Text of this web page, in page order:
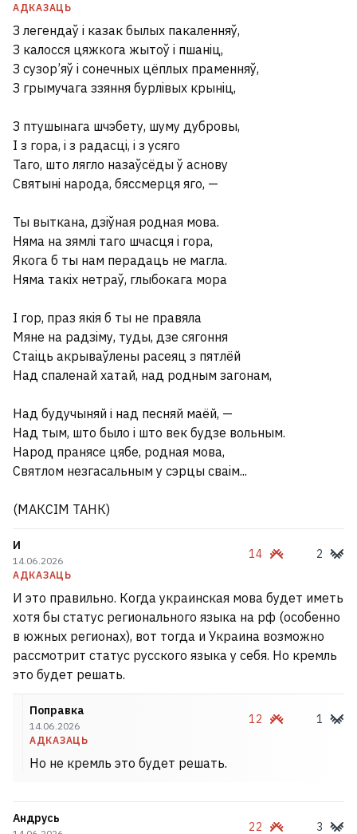
АДКАЗАЦЬ
З легендаў i казак былых пакаленняў,
З калосся цяжкога жытоў i пшанiц,
З сузор’яў i сонечных цёплых праменняў,
З грымучага ззяння бурлiвых крынiц,
З птушынага шчэбету, шуму дубровы,
I з гора, i з радасцi, i з усяго
Таго, што лягло назаўсёды ў аснову
Святынi народа, бяссмерця яго, —
Ты выткана, дзiўная родная мова.
Няма на зямлi таго шчасця i гора,
Якога б ты нам перадаць не магла.
Няма такiх нетраў, глыбокага мора
I гор, праз якiя б ты не правяла
Мяне на радзiму, туды, дзе сягоння
Стаiць акрываўлены расеяц з пятлёй
Над спаленай хатай, над родным загонам,
Над будучыняй і над песняй маёй, —
Над тым, што было i што век будзе вольным.
Народ пранясе цябе, родная мова,
Святлом незгасальным у сэрцы сваiм...
(МАКСІМ ТАНК)
И
14.06.2026
АДКАЗАЦЬ
14 2
И это правильно. Когда украинская мова будет иметь
хотя бы статус регионального языка на рф (особенно
в южных регионах), вот тогда и Украина возможно
рассмотрит статус русского языка у себя. Но кремль
это будет решать.
Поправка
14.06.2026
АДКАЗАЦЬ
12 1
Но не кремль это будет решать.
Андрусь
22 3